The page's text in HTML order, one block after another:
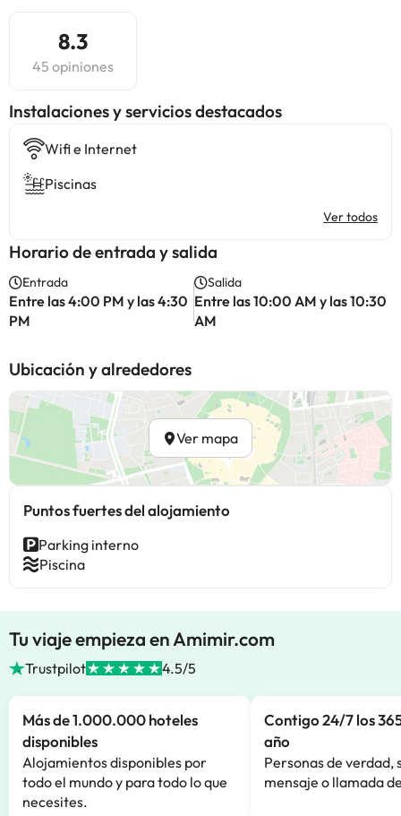
8.3
45 opiniones
Instalaciones y servicios destacados
Wifi e Internet
Piscinas
Ver todos
Horario de entrada y salida
Entrada
Entre las 4:00 PM y las 4:30
PM
Salida
Entre las 10:00 AM y las 10:30
AM
Ubicación y alrededores
Ver mapa
Puntos fuertes del alojamiento
Parking interno
Piscina
Tu viaje empieza en Amimir.com
Trustpilot 4.5/5
Más de 1.000.000 hoteles
disponibles
Alojamientos disponibles por
todo el mundo y para todo lo que
necesites.
Contigo 24/7 los
año
Personas de verdad,
mensaje o llamada